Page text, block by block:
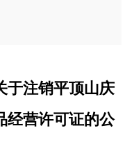
于注销平顶山庆
经营许可证的公